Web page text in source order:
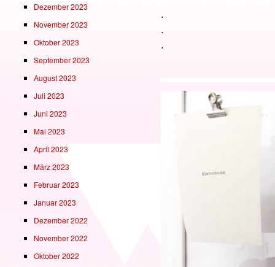
.
.
.
Dezember 2023
November 2023
Oktober 2023
September 2023
August 2023
Juli 2023
Juni 2023
Mai 2023
April 2023
März 2023
Februar 2023
Januar 2023
Dezember 2022
November 2022
Oktober 2022